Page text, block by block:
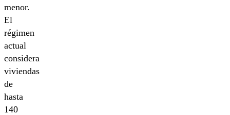
menor.
El
régimen
actual
considera
viviendas
de
hasta
140